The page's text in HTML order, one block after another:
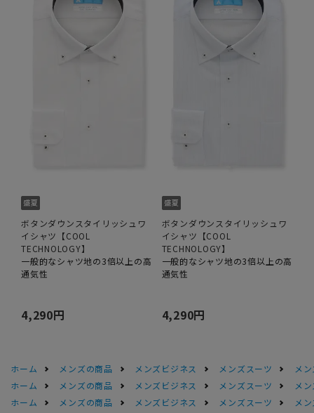
ボタンダウンスタイリッシュワ
イシャツ【COOL
TECHNOLOGY】
一般的なシャツ地の3倍以上の高
通気性
4,290円
ボタンダウンスタイリッシュワ
イシャツ【COOL
TECHNOLOGY】
一般的なシャツ地の3倍以上の高
通気性
4,290円
ホーム メンズの商品 メンズビジネス メンズスーツ
メ
ホーム
メンズの商品 メンズビジネス メンズスーツ
メ
ホーム
メンズの商品 メンズビジネス メンズスーツ
メ